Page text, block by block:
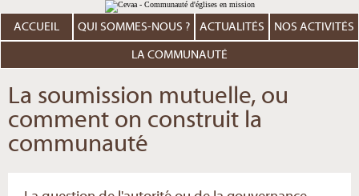
au
contenu.
Aller
personnels
ACCUEIL QUI SOMMES-NOUS ? ACTUALITÉS NOS ACTIVITÉS
LA COMMUNAUTÉ
La soumission mutuelle, ou
comment on construit la
communauté